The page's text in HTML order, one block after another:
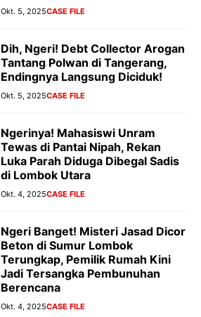
Okt. 5, 2025CASE FILE
Dih, Ngeri! Debt Collector Arogan
Tantang Polwan di Tangerang,
Endingnya Langsung Diciduk!
Okt. 5, 2025CASE FILE
Ngerinya! Mahasiswi Unram
Tewas di Pantai Nipah, Rekan
Luka Parah Diduga Dibegal Sadis
di Lombok Utara
Okt. 4, 2025CASE FILE
Ngeri Banget! Misteri Jasad Dicor
Beton di Sumur Lombok
Terungkap, Pemilik Rumah Kini
Jadi Tersangka Pembunuhan
Berencana
Okt. 4, 2025CASE FILE